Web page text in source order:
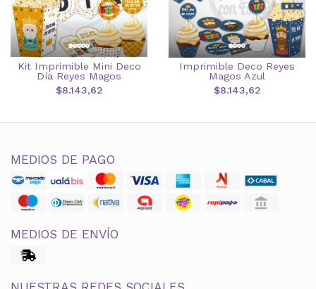
Kit Imprimible Mini Deco
Día Reyes Magos
$8.143,62
Imprimible Deco Reyes
Magos Azul
$8.143,62
MEDIOS DE PAGO
MEDIOS DE ENVÍO